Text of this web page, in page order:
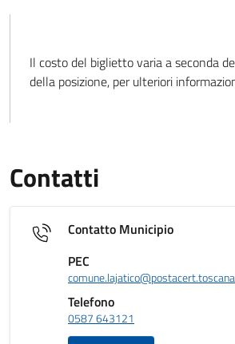
Il costo del biglietto varia a seconda
della posizione, per ulteriori
Contatti
Contatto Municipio
PEC
Telefono
0587 643121